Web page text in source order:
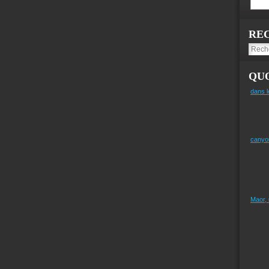
dans
Maor,